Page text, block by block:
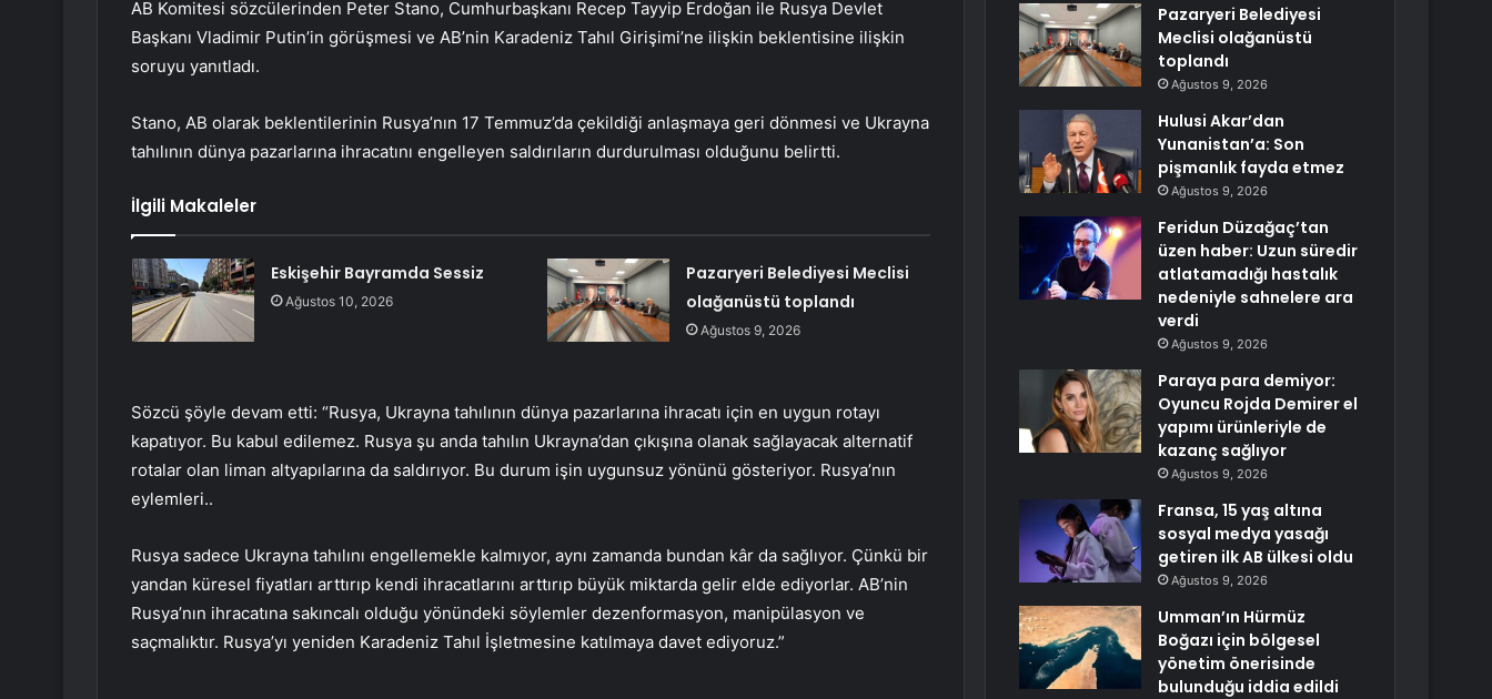
AB Komitesi sözcülerinden Peter Stano, Cumhurbaşkanı Recep Tayyip Erdoğan ile Rusya Devlet
Başkanı Vladimir Putin’in görüşmesi ve AB’nin Karadeniz Tahıl Girişimi’ne ilişkin beklentisine ilişkin
soruyu yanıtladı.
Stano, AB olarak beklentilerinin Rusya’nın 17 Temmuz’da çekildiği anlaşmaya geri dönmesi ve Ukrayna
tahılının dünya pazarlarına ihracatını engelleyen saldırıların durdurulması olduğunu belirtti.
İlgili Makaleler
Eskişehir Bayramda Sessiz
Ağustos 10, 2026
Pazaryeri Belediyesi Meclisi
olağanüstü toplandı
Ağustos 9, 2026
Sözcü şöyle devam etti: “Rusya, Ukrayna tahılının dünya pazarlarına ihracatı için en uygun rotayı
kapatıyor. Bu kabul edilemez. Rusya şu anda tahılın Ukrayna’dan çıkışına olanak sağlayacak alternatif
rotalar olan liman altyapılarına da saldırıyor. Bu durum işin uygunsuz yönünü gösteriyor. Rusya’nın
eylemleri..
Rusya sadece Ukrayna tahılını engellemekle kalmıyor, aynı zamanda bundan kâr da sağlıyor. Çünkü bir
yandan küresel fiyatları arttırıp kendi ihracatlarını arttırıp büyük miktarda gelir elde ediyorlar. AB’nin
Rusya’nın ihracatına sakıncalı olduğu yönündeki söylemler dezenformasyon, manipülasyon ve
saçmalıktır. Rusya’yı yeniden Karadeniz Tahıl İşletmesine katılmaya davet ediyoruz.”
Pazaryeri Belediyesi
Meclisi olağanüstü
toplandı
Ağustos 9, 2026
Hulusi Akar’dan
Yunanistan’a: Son
pişmanlık fayda etmez
Ağustos 9, 2026
Feridun Düzağaç’tan
üzen haber: Uzun süredir
atlatamadığı hastalık
nedeniyle sahnelere ara
verdi
Ağustos 9, 2026
Paraya para demiyor:
Oyuncu Rojda Demirer el
yapımı ürünleriyle de
kazanç sağlıyor
Ağustos 9, 2026
Fransa, 15 yaş altına
sosyal medya yasağı
getiren ilk AB ülkesi oldu
Ağustos 9, 2026
Umman’ın Hürmüz
Boğazı için bölgesel
yönetim önerisinde
bulunduğu iddia edildi